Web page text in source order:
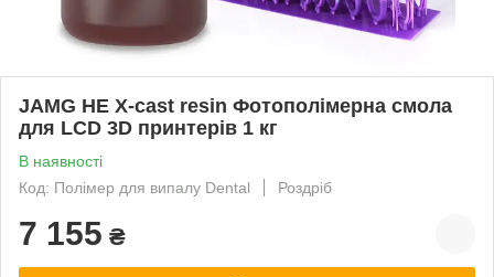
JAMG HE X-cast resin Фотополімерна смола
для LCD 3D принтерів 1 кг
В наявності
Код: Полімер для випалу Dental
Роздріб
7 155 ₴